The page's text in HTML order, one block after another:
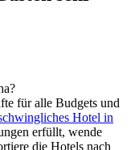
für alle Budgets und
Hotel in
erfüllt, wende
die Hotels nach